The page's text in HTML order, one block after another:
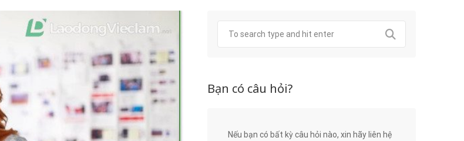
Bạn có câu hỏi?
Nếu bạn có bất kỳ câu hỏi nào, xin hãy liên hệ